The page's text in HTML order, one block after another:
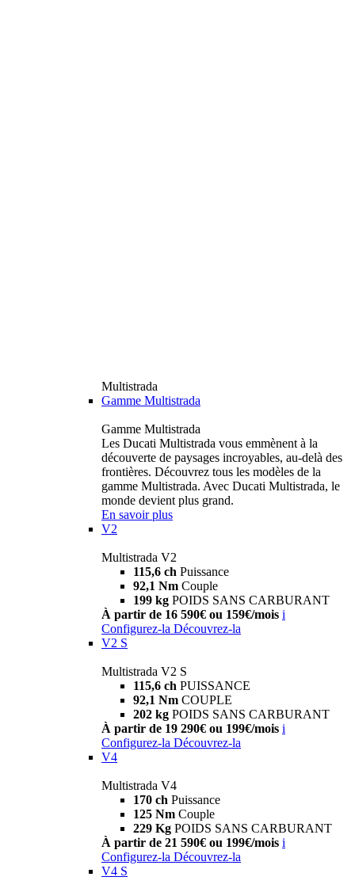
Multistrada
Gamme Multistrada
Gamme Multistrada
Les Ducati Multistrada vous emmènent à la
découverte de paysages incroyables, au-delà des
frontières. Découvrez tous les modèles de la
gamme Multistrada. Avec Ducati Multistrada, le
monde devient plus grand.
En savoir plus
V2
Multistrada V2
115,6 ch Puissance
92,1 Nm Couple
199 kg POIDS SANS CARBURANT
À partir de 16 590€ ou 159€/mois i
Configurez-la Découvrez-la
V2 S
Multistrada V2 S
115,6 ch PUISSANCE
92,1 Nm COUPLE
202 kg POIDS SANS CARBURANT
À partir de 19 290€ ou 199€/mois i
Configurez-la Découvrez-la
V4
Multistrada V4
170 ch Puissance
125 Nm Couple
229 Kg POIDS SANS CARBURANT
À partir de 21 590€ ou 199€/mois i
Configurez-la Découvrez-la
V4 S